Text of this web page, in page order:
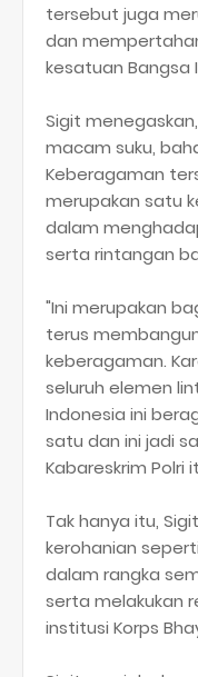
tersebut juga
dan
kesatuan Bangsa
Sigit
macam suku,
Keberagaman
merupakan satu
dalam
serta rintangan
"Ini merupakan
terus
keberagaman.
seluruh elemen
Indonesia ini
satu dan ini jadi
Kabareskrim Polri
Tak hanya itu,
kerohanian
dalam rangka
serta melakukan
institusi Korps